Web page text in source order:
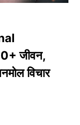
जीवन,
विचार